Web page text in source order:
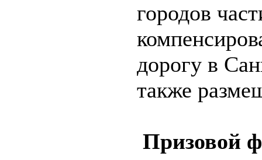
городов
дорогу в
также
Призовой